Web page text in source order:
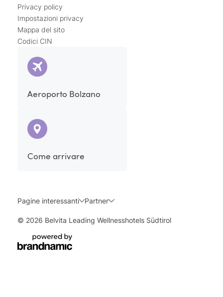
Privacy policy
Impostazioni privacy
Mappa del sito
Codici CIN
Aeroporto Bolzano
Come arrivare
Pagine interessanti Partner
© 2026 Belvita Leading Wellnesshotels Südtirol